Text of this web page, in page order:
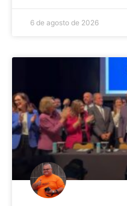
6 de agosto de 2026